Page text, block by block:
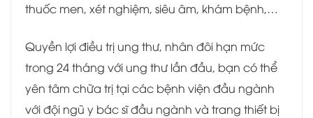
thuốc men, xét nghiệm, siêu âm, khám bệnh,…
Quyền lợi điều trị ung thư, nhân đôi hạn mức
trong 24 tháng với ung thư lần đầu, bạn có thể
yên tâm chữa trị tại các bệnh viện đầu ngành
với đội ngũ y bác sĩ đầu ngành và trang thiết bị